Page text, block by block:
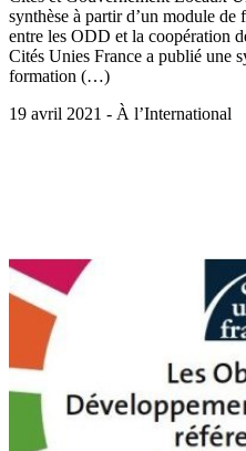
synthèse à partir d’un module
entre les ODD et la coopération
Cités Unies France a publié une
formation (…)
19 avril 2021 - À l’International